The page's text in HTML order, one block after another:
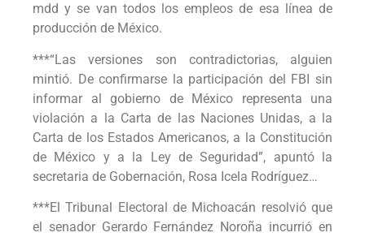
mdd y se van todos los empleos de esa línea de
producción de México.
***“Las versiones son contradictorias, alguien
mintió. De confirmarse la participación del FBI sin
informar al gobierno de México representa una
violación a la Carta de las Naciones Unidas, a la
Carta de los Estados Americanos, a la Constitución
de México y a la Ley de Seguridad”, apuntó la
secretaria de Gobernación, Rosa Icela Rodríguez…
***El Tribunal Electoral de Michoacán resolvió que
el senador Gerardo Fernández Noroña incurrió en